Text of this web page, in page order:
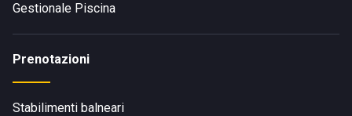
Gestionale Piscina
Prenotazioni
Stabilimenti balneari